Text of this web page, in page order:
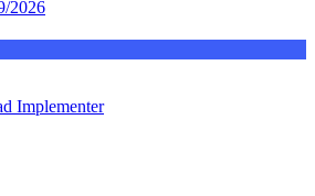
2026
Implementer